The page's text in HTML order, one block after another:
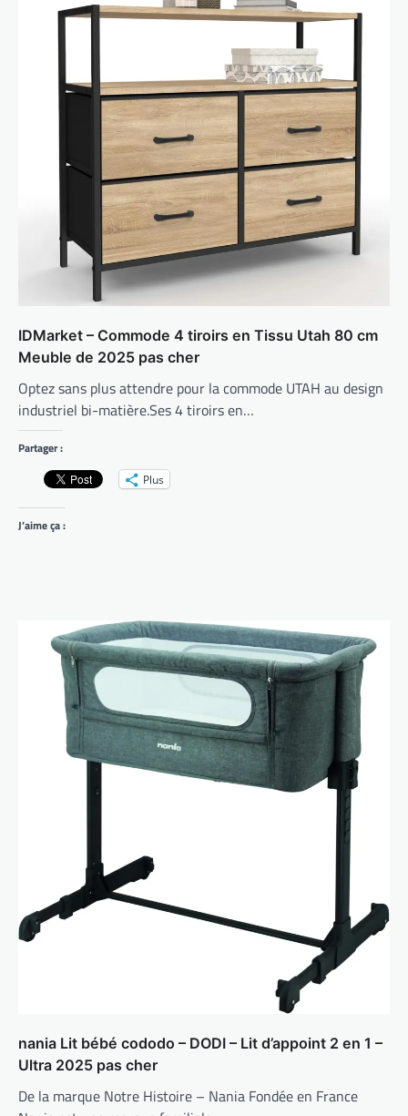
IDMarket – Commode 4 tiroirs en Tissu Utah 80 cm
Meuble de 2025 pas cher
Optez sans plus attendre pour la commode UTAH au design
industriel bi-matière.Ses 4 tiroirs en…
Partager :
Plus
J’aime ça :
nania Lit bébé cododo – DODI – Lit d’appoint 2 en 1 –
Ultra 2025 pas cher
De la marque Notre Histoire – Nania Fondée en France